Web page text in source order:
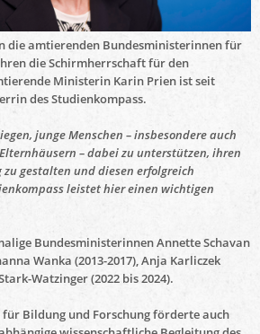
die amtierenden Bundesministerinnen für
die Schirmherrschaft für den
Ministerin Karin Prien ist seit
des Studienkompass.
junge Menschen – insbesondere auch
– dabei zu unterstützen, ihren
gestalten und diesen erfolgreich
leistet hier einen wichtigen
Bundesministerinnen Annette Schavan
Wanka (2013-2017), Anja Karliczek
Watzinger (2022 bis 2024).
Bildung und Forschung förderte auch